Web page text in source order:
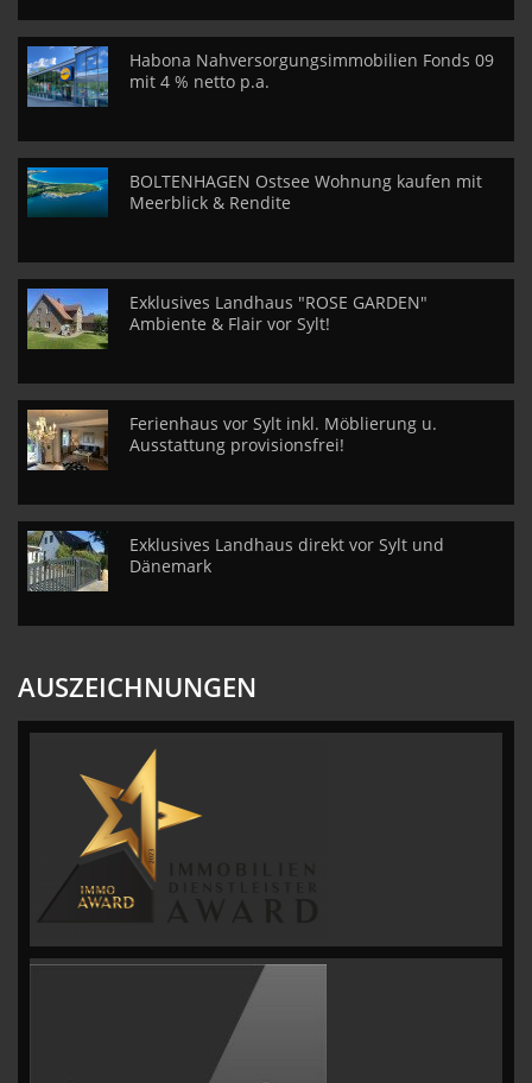
Habona Nahversorgungsimmobilien Fonds 09
mit 4 % netto p.a.
BOLTENHAGEN Ostsee Wohnung kaufen mit
Meerblick & Rendite
Exklusives Landhaus "ROSE GARDEN"
Ambiente & Flair vor Sylt!
Ferienhaus vor Sylt inkl. Möblierung u.
Ausstattung provisionsfrei!
Exklusives Landhaus direkt vor Sylt und
Dänemark
AUSZEICHNUNGEN